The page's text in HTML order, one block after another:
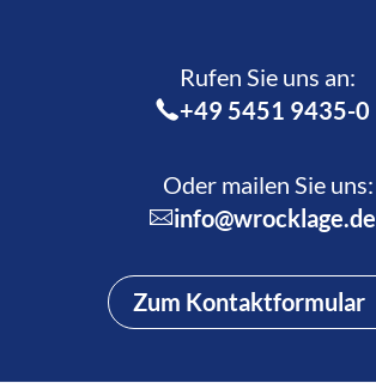
Rufen Sie uns an:­
+49 5451 9435-0
Oder mailen Sie uns:
info@wrocklage.de
Zum Kontaktformular